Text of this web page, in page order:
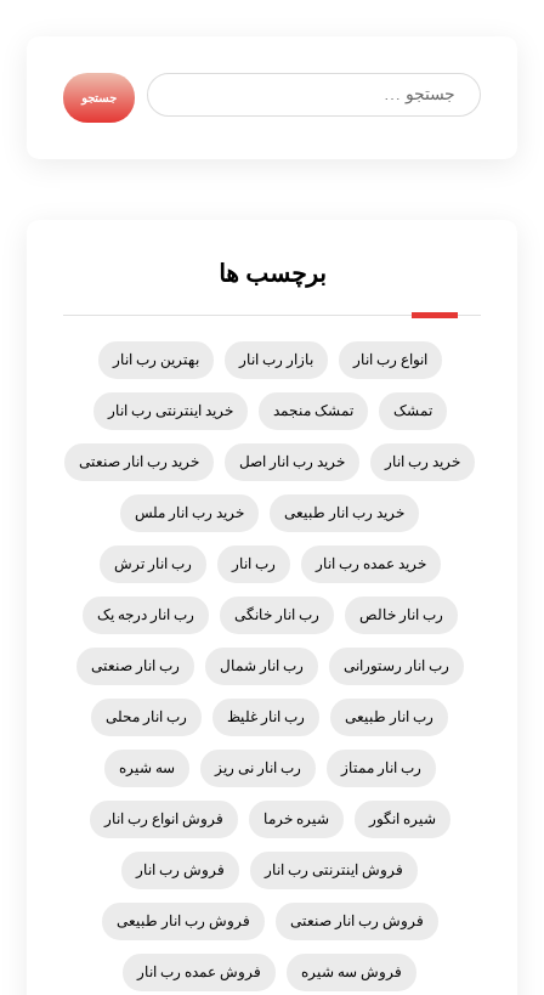
برچسب ها
انواع رب انار بازار رب انار بهترین رب انار
تمشک تمشک منجمد خرید اینترنتی رب انار
خرید رب انار خرید رب انار اصل خرید رب انار صنعتی
خرید رب انار طبیعی خرید رب انار ملس
خرید عمده رب انار رب انار رب انار ترش
رب انار خالص رب انار خانگی رب انار درجه یک
رب انار رستورانی رب انار شمال رب انار صنعتی
رب انار طبیعی رب انار غلیظ رب انار محلی
رب انار ممتاز رب انار نی ریز سه شیره
شیره انگور شیره خرما فروش انواع رب انار
فروش اینترنتی رب انار فروش رب انار
فروش رب انار صنعتی فروش رب انار طبیعی
فروش سه شیره فروش عمده رب انار